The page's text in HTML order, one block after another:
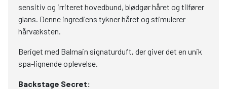
sensitiv og irriteret hovedbund, blødgør håret og tilfører
glans. Denne ingrediens tykner håret og stimulerer
hårvæksten.
Beriget med Balmain signaturduft, der giver det en unik
spa-lignende oplevelse.
Backstage Secret: